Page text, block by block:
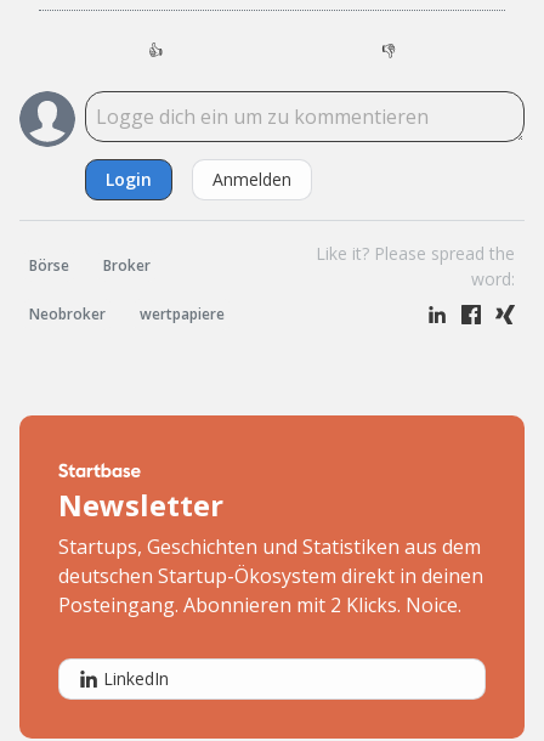
👍 👎
Login Anmelden
Börse Broker
Neobroker wertpapiere
Like it? Please spread the
word:
Newsletter
Startups, Geschichten und Statistiken aus dem
deutschen Startup-Ökosystem direkt in deinen
Posteingang. Abonnieren mit 2 Klicks. Noice.
LinkedIn